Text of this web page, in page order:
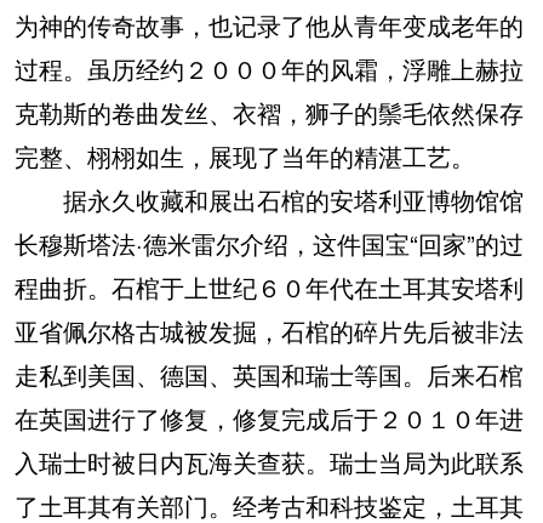
为神的传奇故事，也记录了他从青年变成老年的
过程。虽历经约２０００年的风霜，浮雕上赫拉
克勒斯的卷曲发丝、衣褶，狮子的鬃毛依然保存
完整、栩栩如生，展现了当年的精湛工艺。
据永久收藏和展出石棺的安塔利亚博物馆馆
长穆斯塔法·德米雷尔介绍，这件国宝“回家”的过
程曲折。石棺于上世纪６０年代在土耳其安塔利
亚省佩尔格古城被发掘，石棺的碎片先后被非法
走私到美国、德国、英国和瑞士等国。后来石棺
在英国进行了修复，修复完成后于２０１０年进
入瑞士时被日内瓦海关查获。瑞士当局为此联系
了土耳其有关部门。经考古和科技鉴定，土耳其